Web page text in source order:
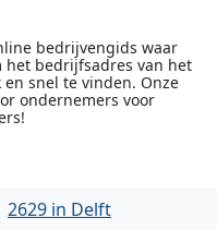
bedrijvengids waar
bedrijfsadres van het
snel te vinden. Onze
ondernemers voor
2629 in Delft